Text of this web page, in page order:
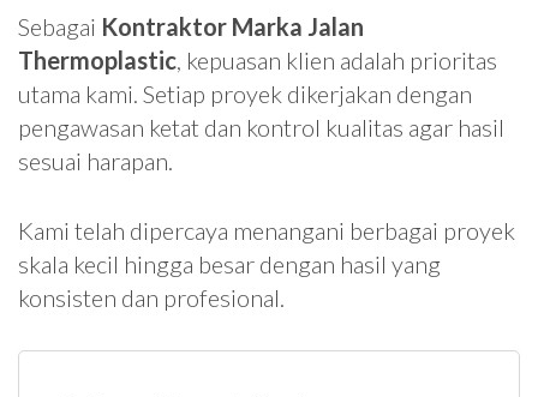
Sebagai Kontraktor Marka Jalan
Thermoplastic, kepuasan klien adalah prioritas
utama kami. Setiap proyek dikerjakan dengan
pengawasan ketat dan kontrol kualitas agar hasil
sesuai harapan.
Kami telah dipercaya menangani berbagai proyek
skala kecil hingga besar dengan hasil yang
konsisten dan profesional.